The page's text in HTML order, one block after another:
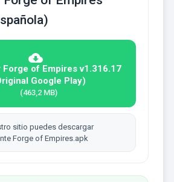
Forge of Empires v1.316.17
Google Play)
(463,2 MB)
sitio puedes descargar
Forge of Empires.apk